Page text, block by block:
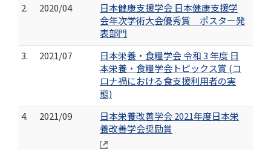
2.
2020/04
日本健康支援学会 日本健康支援学
会年次学術大会優秀賞 ポスター発
表部門
3.
2021/07
日本栄養・食糧学会 令和 3 年度 ⽇
本栄養・⾷糧学会トピックス賞 (コ
ロナ禍における⾷⽀援利⽤者の実
態)
4.
2021/09
日本栄養改善学会 2021年度日本栄
養改善学会奨励賞